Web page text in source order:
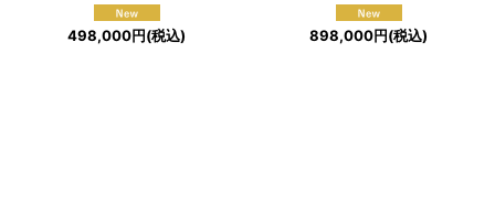
498,000円(税込) 898,000円(税込)